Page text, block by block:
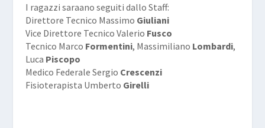
I ragazzi saraano seguiti dallo Staff:
Direttore Tecnico Massimo Giuliani
Vice Direttore Tecnico Valerio Fusco
Tecnico Marco Formentini, Massimiliano Lombardi,
Luca Piscopo
Medico Federale Sergio Crescenzi
Fisioterapista Umberto Girelli